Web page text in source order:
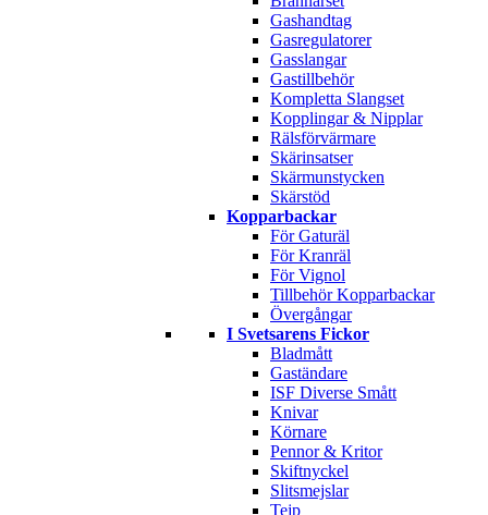
Gashandtag
Gasregulatorer
Gasslangar
Gastillbehör
Kompletta Slangset
Kopplingar & Nipplar
Rälsförvärmare
Skärinsatser
Skärmunstycken
Skärstöd
Kopparbackar
För Gaturäl
För Kranräl
För Vignol
Tillbehör Kopparbackar
Övergångar
I Svetsarens Fickor
Bladmått
Gaständare
ISF Diverse Smått
Knivar
Körnare
Pennor & Kritor
Skiftnyckel
Slitsmejslar
Tejp